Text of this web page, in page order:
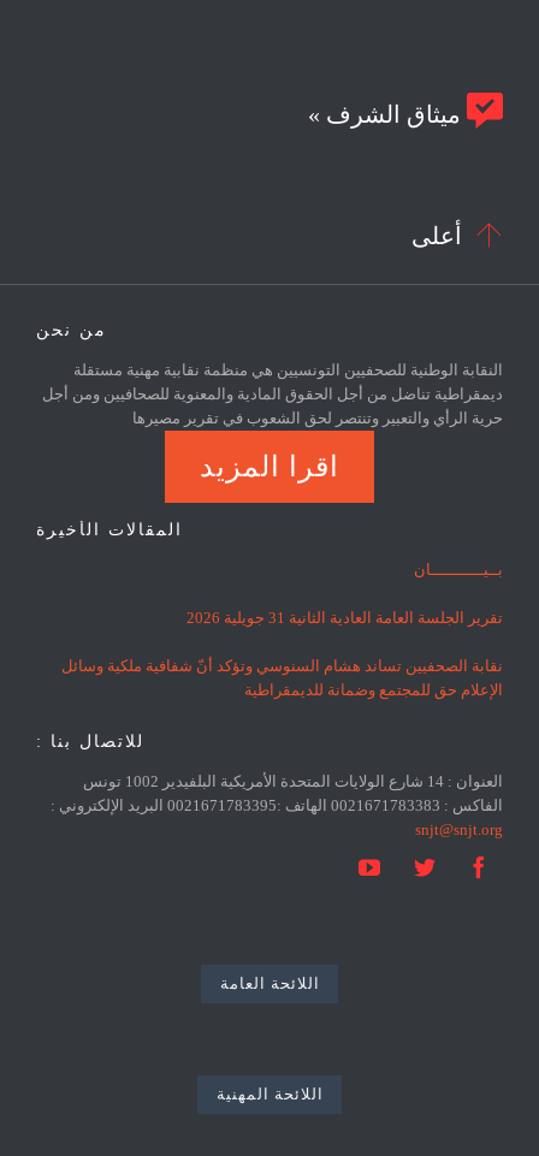
 ميثاق الشرف »
 أعلى
من نحن
النقابة الوطنية للصحفيين التونسيين هي منظمة نقابية مهنية مستقلة
ديمقراطية تناضل من أجل الحقوق المادية والمعنوية للصحافيين ومن أجل
حرية الرأي والتعبير وتنتصر لحق الشعوب في تقرير مصيرها
اقرا المزيد
المقالات الأخيرة
بــيـــــــــــان
تقرير الجلسة العامة العادية الثانية 31 جويلية 2026
نقابة الصحفيين تساند هشام السنوسي وتؤكد أنّ شفافية ملكية وسائل
الإعلام حق للمجتمع وضمانة للديمقراطية
للاتصال بنا :
العنوان : 14 شارع الولايات المتحدة الأمريكية البلفيدير 1002 تونس
الفاكس : 0021671783383 الهاتف :0021671783395 البريد الإلكتروني :
snjt@snjt.org



اللائحة العامة
اللائحة المهنية